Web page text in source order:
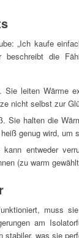
„Ich kaufe
die
leiten Wärme
nicht selbst zur
Sie halten die
genug wird, um
entweder
(zu warm
muss
am
was sie